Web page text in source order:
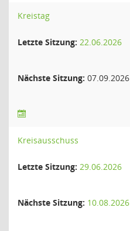
Kreistag
Letzte Sitzung: 22.06.2026
Nächste Sitzung: 07.09.2026
Kreisausschuss
Letzte Sitzung: 29.06.2026
Nächste Sitzung: 10.08.2026